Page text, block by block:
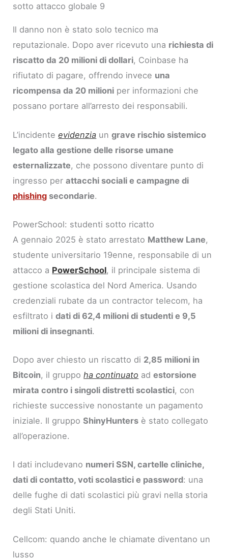
sotto attacco globale 9
Il danno non è stato solo tecnico ma
reputazionale. Dopo aver ricevuto una richiesta di
riscatto da 20 milioni di dollari, Coinbase ha
rifiutato di pagare, offrendo invece una
ricompensa da 20 milioni per informazioni che
possano portare all’arresto dei responsabili.
L’incidenteevidenzia ungrave rischio sistemico
legato alla gestione delle risorse umane
esternalizzate, che possono diventare punto di
ingresso perattacchi sociali e campagne di
phishing secondarie.
PowerSchool: studenti sotto ricatto
A gennaio 2025 è stato arrestato Matthew Lane,
studente universitario 19enne, responsabile di un
attacco a PowerSchool, il principale sistema di
gestione scolastica del Nord America. Usando
credenziali rubate da un contractor telecom, ha
esfiltrato idati di 62,4 milioni di studenti e 9,5
milioni di insegnanti.
Dopo aver chiesto un riscatto di 2,85 milioni in
Bitcoin, il gruppoha continuato adestorsione
mirata contro i singoli distretti scolastici, con
richieste successive nonostante un pagamento
iniziale. Il gruppoShinyHunters è stato collegato
all’operazione.
I dati includevano numeri SSN, cartelle cliniche,
dati di contatto, voti scolastici e password: una
delle fughe di dati scolastici più gravi nella storia
degli Stati Uniti.
Cellcom: quando anche le chiamate diventano un
lusso